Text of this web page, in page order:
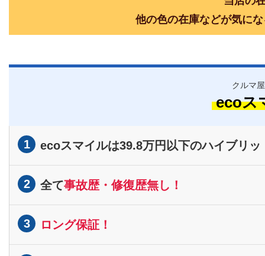
他の色の在庫などが気に
クルマ
ecoス
1 ecoスマイルは39.8万円以下のハイブリッ
2 全て事故歴・修復歴無し！
3 ロング保証！